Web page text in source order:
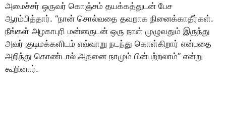
அமைச்சர் ஒருவர் கொஞ்சம் தயக்கத்துடன் பேச
ஆரம்பித்தார். “நான் சொல்வதை தவறாக நினைக்காதீர்கள்.
நீங்கள் அழகாபுரி மன்னருடன் ஒரு நாள் முழுவதும் இருந்து
அவர் குடிமக்களிடம் எவ்வாறு நடந்து கொள்கிறார் என்பதை
அறிந்து கொண்டால் அதனை நாமும் பின்பற்றலாம்” என்று
கூறினார்.